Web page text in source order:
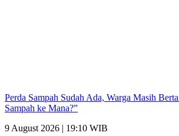
Perda Sampah Sudah Ada, Warga Masih
Sampah ke Mana?”
9 August 2026 | 19:10 WIB